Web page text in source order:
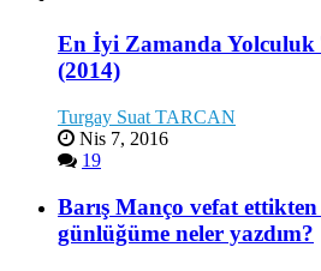
En İyi Zamanda Yolculuk
(2014)
Turgay Suat TARCAN
Nis 7, 2016
19
Barış Manço vefat
günlüğüme neler yazdım?